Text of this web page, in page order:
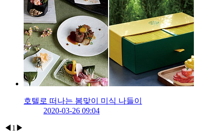
호텔로 떠나는 봄맞이 미식 나들이
2020-03-26 09:04
◀ 1 ▶